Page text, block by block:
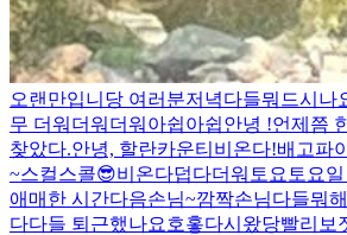
오랜만입니당 여러분저녁다들뭐드시나
무 더워더워더워 아쉽아쉽안녕 !언제쯤
찾았다.안녕, 할란카운티 비온다!배고파
~스컬스콜😎비온다덥다더워 토요토요일
애매한 시간다음손님~깜짝손님다들뭐
다다들 퇴근했나요호홓다시왔당빨리보